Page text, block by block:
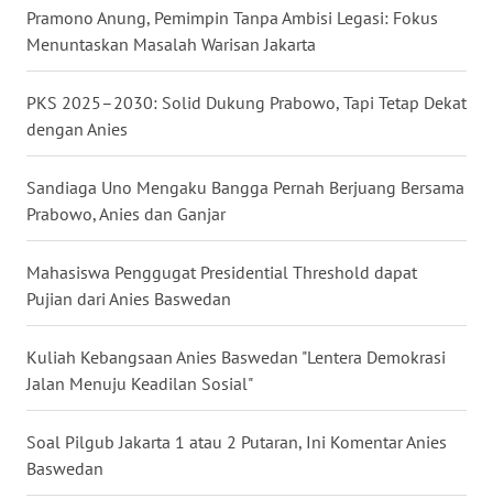
Pramono Anung, Pemimpin Tanpa Ambisi Legasi: Fokus
Menuntaskan Masalah Warisan Jakarta
PKS 2025–2030: Solid Dukung Prabowo, Tapi Tetap Dekat
dengan Anies
Sandiaga Uno Mengaku Bangga Pernah Berjuang Bersama
Prabowo, Anies dan Ganjar
Mahasiswa Penggugat Presidential Threshold dapat
Pujian dari Anies Baswedan
Kuliah Kebangsaan Anies Baswedan "Lentera Demokrasi
Jalan Menuju Keadilan Sosial"
Soal Pilgub Jakarta 1 atau 2 Putaran, Ini Komentar Anies
Baswedan
WN
NUSANTARA
WN
JOGJA
WN
JATIM
WN
BALI
WN
KALBAR
WN
KALTENG